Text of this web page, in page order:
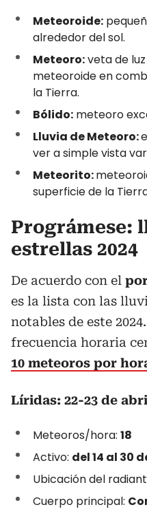
Meteoroide:
alrededor del sol.
Meteoro:veta de
meteoroide en
la Tierra.
Bólido: meteoro
Lluvia de Meteoro:
ver a simple vista
Meteorito:
superficie de la
Prográmese:
estrellas 2024
De acuerdo con el
es la lista con las
notables de este
frecuencia horaria
10 meteoros por
Líridas: 22-23 de
Meteoros/hora: 18
Activo: del 14 al 30
Ubicación del
Cuerpo principal: